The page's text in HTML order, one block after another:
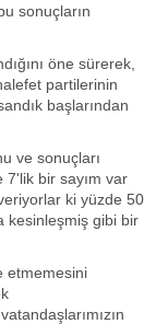
sonuçların
öne sürerek,
partilerinin
başlarından
ve sonuçları
7'lik bir sayım var
ki yüzde 50
kesinleşmiş gibi bir
etmemesini